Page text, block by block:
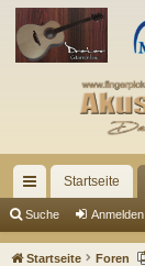
ch
ne
Startseite
Suche Anmelden
Startseite Foren